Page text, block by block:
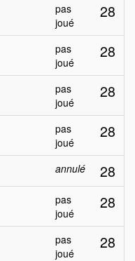
pas
joué
28
pas
joué
28
pas
joué
28
pas
joué
28
annulé 28
pas
joué
28
pas
joué
28